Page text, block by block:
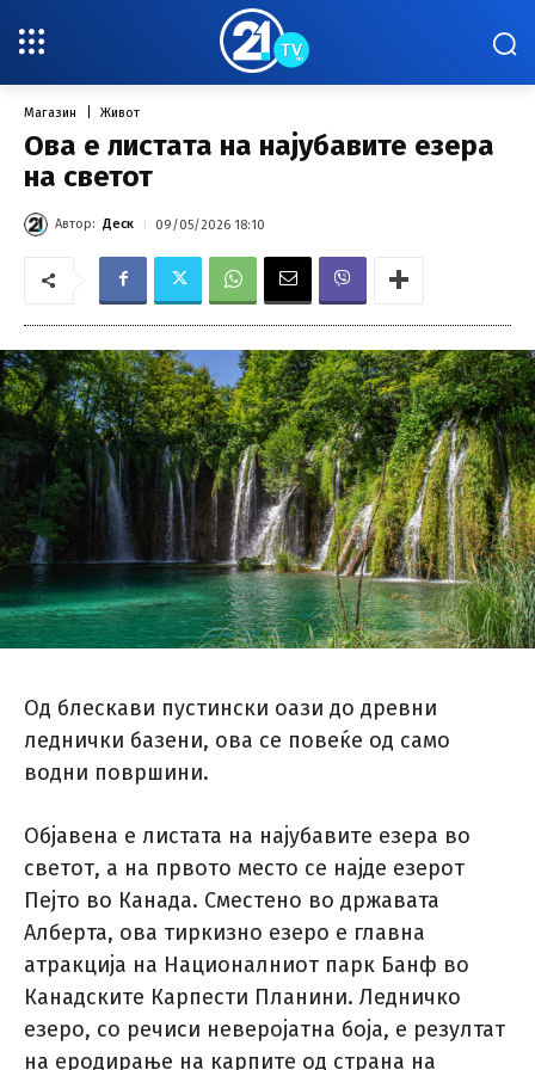
Магазин Живот
Ова е листата на најубавите езера
на светот
Автор: Деск 09/05/2026 18:10
Од блескави пустински оази до древни
леднички базени, ова се повеќе од само
водни површини.
Објавена е листата на најубавите езера во
светот, а на првото место се најде езерот
Пејто во Канада. Сместено во државата
Алберта, ова тиркизно езеро е главна
атракција на Националниот парк Банф во
Канадските Карпести Планини. Ледничко
езеро, со речиси неверојатна боја, е резултат
на еродирање на карпите од страна на